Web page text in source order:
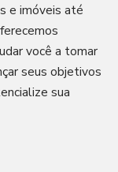
e imóveis até
você a tomar
seus objetivos
sua